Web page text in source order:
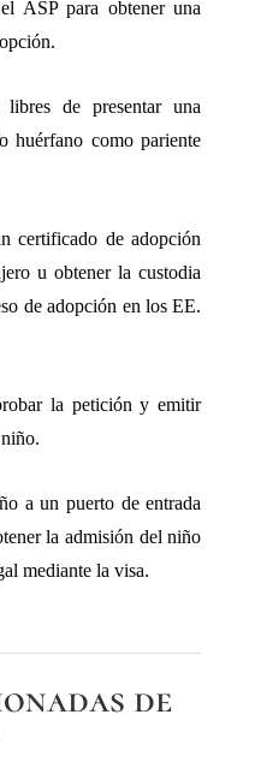
ASP para obtener una
de presentar una
huérfano como pariente
certificado de adopción
u obtener la custodia
de adopción en los EE.
la petición y emitir
a un puerto de entrada
la admisión del niño
mediante la visa.
de